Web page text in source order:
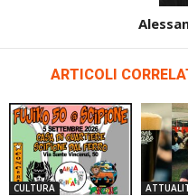
ARTICOLI
CULTURA